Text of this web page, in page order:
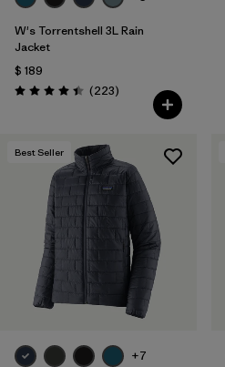
W's Torrentshell 3L Rain
Jacket
$ 189
Valoración: 4.4 / 5
(223Comentarios
)
Best Seller
+7